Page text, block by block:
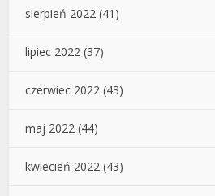
sierpień 2022 (41)
lipiec 2022 (37)
czerwiec 2022 (43)
maj 2022 (44)
kwiecień 2022 (43)